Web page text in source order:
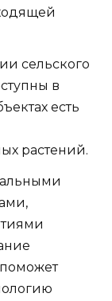
сельского
в
есть
растений.